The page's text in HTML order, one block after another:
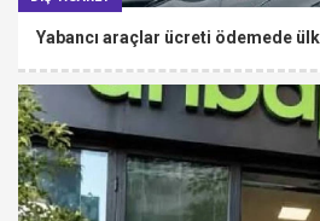
Yabancı araçlar ücreti ödemede